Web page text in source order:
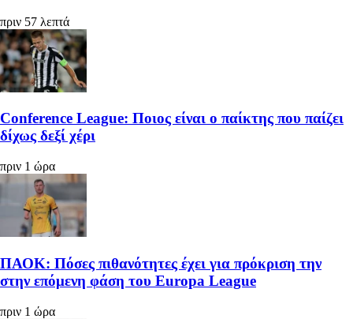
πριν 57 λεπτά
Conference League: Ποιος είναι ο παίκτης που παίζει
δίχως δεξί χέρι
πριν 1 ώρα
ΠΑΟΚ: Πόσες πιθανότητες έχει για πρόκριση την
στην επόμενη φάση του Europa League
πριν 1 ώρα